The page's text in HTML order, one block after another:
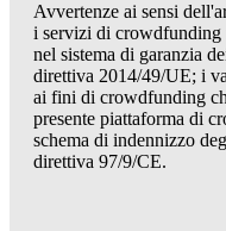
Avvertenze ai sensi
i servizi di
nel sistema di garanzia
direttiva 2014/49/UE; i
ai fini di crowdfunding
presente piattaforma di
schema di indennizzo
direttiva 97/9/CE.